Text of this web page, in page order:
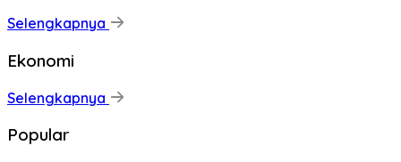
Selengkapnya
Ekonomi
Selengkapnya
Popular